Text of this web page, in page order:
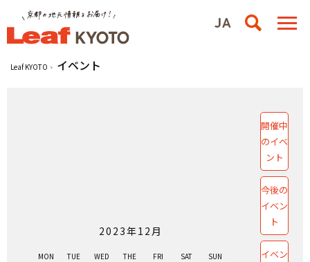
Leaf KYOTO イベント
2023年12月
MON TUE WED THE FRI SAT SUN
開催中
のイベ
ント
今後の
イベン
ト
イベン